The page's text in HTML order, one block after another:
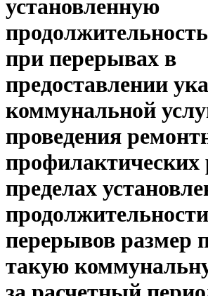
установленную
при перерывах в
предоставлении
коммунальной
проведения
профилактических
пределах
продолжительности
перерывов размер
такую